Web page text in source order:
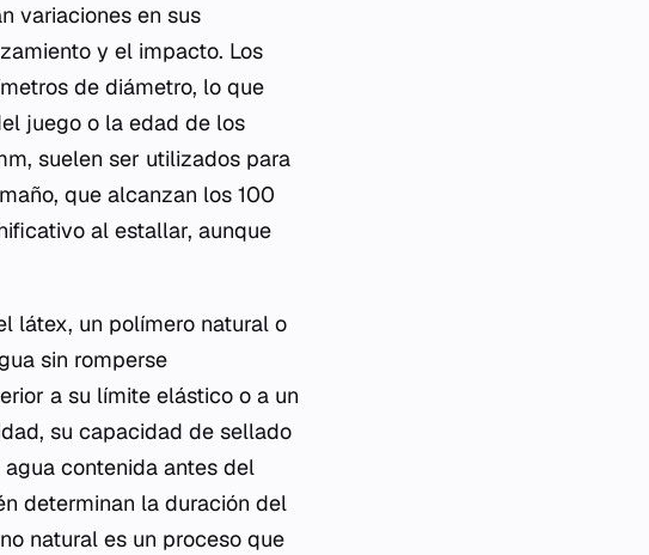
variaciones en sus
y el impacto. Los
de diámetro, lo que
juego o la edad de los
suelen ser utilizados para
que alcanzan los 100
al estallar, aunque
látex, un polímero natural o
sin romperse
a su límite elástico o a un
su capacidad de sellado
contenida antes del
determinan la duración del
natural es un proceso que